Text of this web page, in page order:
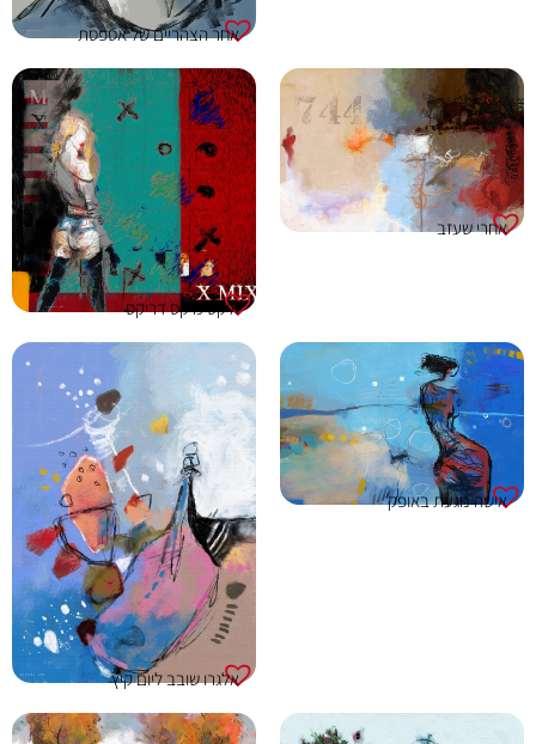
אחר הצהריים של אספסת
אחרי שעזב
איקס מיקס דריקס
אישה נוגעת באופק
אלגרו שובב ליום קיץ